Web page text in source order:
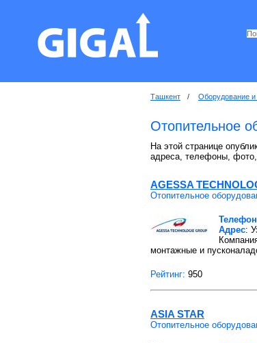
Ташкент / Оборудование и
Отопительное
На этой странице
адреса, телефоны,
AGESSA
Отопительное
Телефон
Адрес:
монтажные и
Рейтинг: 950
ASIA STAR
Отопительное